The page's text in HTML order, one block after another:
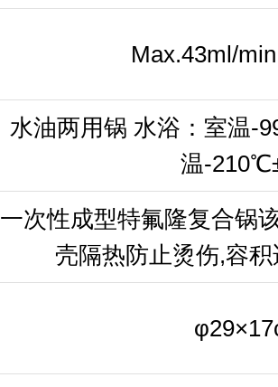
Max.43ml/
水油两用锅 水浴：室温-
温-
一次性成型特氟隆复合锅
壳隔热防止烫伤,容